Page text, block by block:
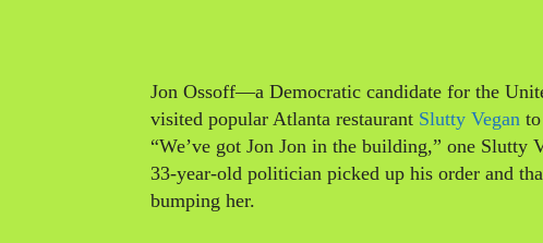
Jon Ossoff—a Democratic candidate for the
visited popular Atlanta restaurant Slutty Vegan
“We’ve got Jon Jon in the building,” one Slutty
33-year-old politician picked up his order and
bumping her.